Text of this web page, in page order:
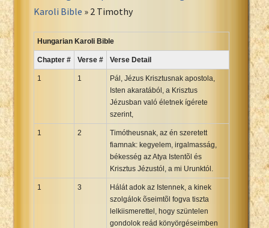
Russian Synodal 1876 Bible
Russian Synodal Bible Win-1251
Spanish RV 1909 Bible
Swahili New Testament
Tagalog John and James
Karoli Bible » 2 Timothy
Hungarian Karoli Bible
Chapter # Verse # Verse Detail
1 1
Pál, Jézus Krisztusnak apostola,
Isten akaratából, a Krisztus
Jézusban való életnek ígérete
szerint,
1 2
Timótheusnak, az én szeretett
fiamnak: kegyelem, irgalmasság,
békesség az Atya Istentõl és
Krisztus Jézustól, a mi Urunktól.
1 3
Hálát adok az Istennek, a kinek
szolgálok õseimtõl fogva tiszta
lelkiismerettel, hogy szüntelen
gondolok reád könyörgéseimben